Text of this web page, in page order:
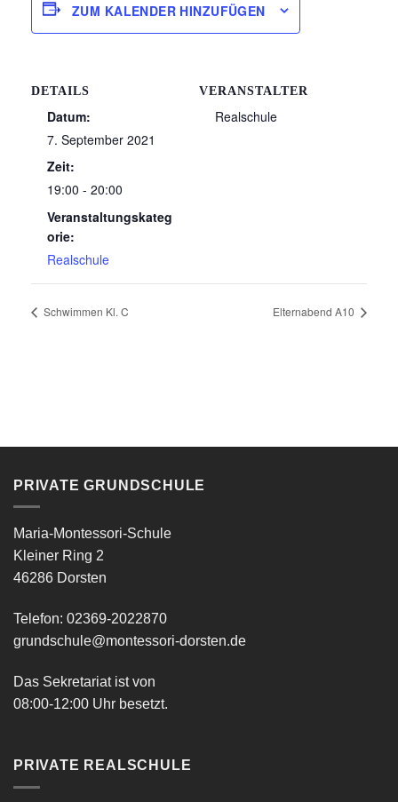
ZUM KALENDER HINZUFÜGEN
DETAILS
Datum:
7. September 2021
Zeit:
19:00 - 20:00
Veranstaltungskateg
orie:
Realschule
VERANSTALTER
Realschule
Schwimmen Kl. C Elternabend A10
PRIVATE GRUNDSCHULE
Maria-Montessori-Schule
Kleiner Ring 2
46286 Dorsten
Telefon: 02369-2022870
grundschule@montessori-dorsten.de
Das Sekretariat ist von
08:00-12:00 Uhr besetzt.
PRIVATE REALSCHULE